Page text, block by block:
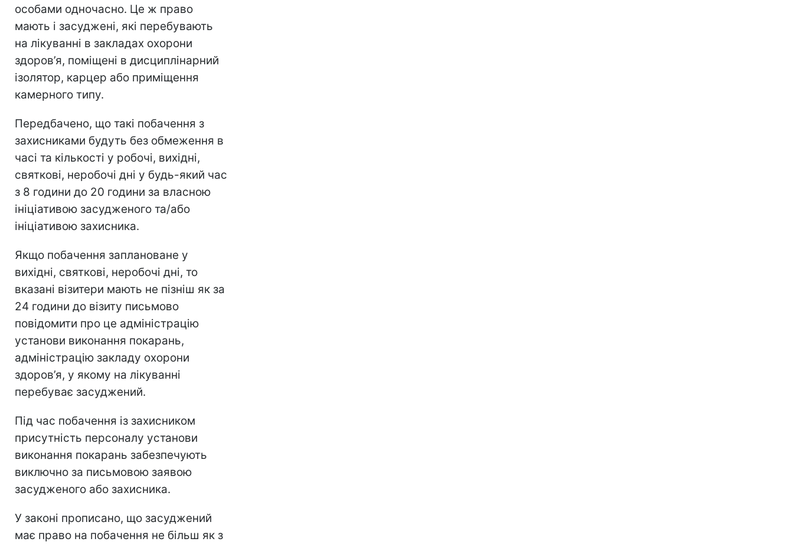
особами одночасно. Це ж право
мають і засуджені, які перебувають
на лікуванні в закладах охорони
здоров’я, поміщені в дисциплінарний
ізолятор, карцер або приміщення
камерного типу.
Передбачено, що такі побачення з
захисниками будуть без обмеження в
часі та кількості у робочі, вихідні,
святкові, неробочі дні у будь-який час
з 8 години до 20 години за власною
ініціативою засудженого та/або
ініціативою захисника.
Якщо побачення заплановане у
вихідні, святкові, неробочі дні, то
вказані візитери мають не пізніш як за
24 години до візиту письмово
повідомити про це адміністрацію
установи виконання покарань,
адміністрацію закладу охорони
здоров’я, у якому на лікуванні
перебуває засуджений.
Під час побачення із захисником
присутність персоналу установи
виконання покарань забезпечують
виключно за письмовою заявою
засудженого або захисника.
У законі прописано, що засуджений
має право на побачення не більш як з